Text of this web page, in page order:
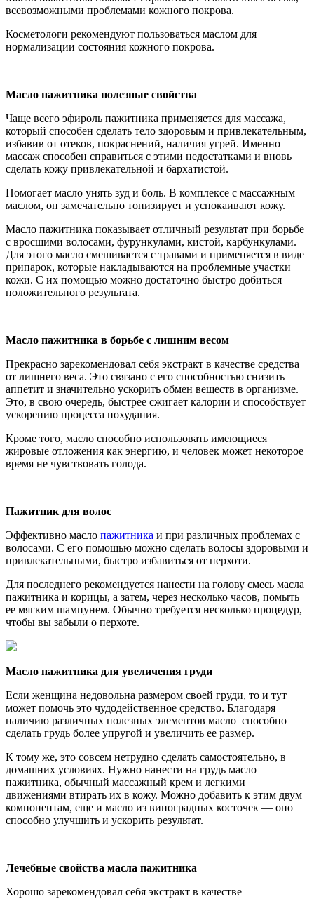
всевозможными проблемами кожного покрова.
Косметологи рекомендуют пользоваться маслом для
нормализации состояния кожного покрова.
Масло пажитника полезные свойства
Чаще всего эфироль пажитника применяется для массажа,
который способен сделать тело здоровым и привлекательным,
избавив от отеков, покраснений, наличия угрей. Именно
массаж способен справиться с этими недостатками и вновь
сделать кожу привлекательной и бархатистой.
Помогает масло унять зуд и боль. В комплексе с массажным
маслом, он замечательно тонизирует и успокаивают кожу.
Масло пажитника показывает отличный результат при борьбе
с вросшими волосами, фурункулами, кистой, карбункулами.
Для этого масло смешивается с травами и применяется в виде
припарок, которые накладываются на проблемные участки
кожи. С их помощью можно достаточно быстро добиться
положительного результата.
Масло пажитника в борьбе с лишним весом
Прекрасно зарекомендовал себя экстракт в качестве средства
от лишнего веса. Это связано с его способностью снизить
аппетит и значительно ускорить обмен веществ в организме.
Это, в свою очередь, быстрее сжигает калории и способствует
ускорению процесса похудания.
Кроме того, масло способно использовать имеющиеся
жировые отложения как энергию, и человек может некоторое
время не чувствовать голода.
Пажитник для волос
Эффективно масло пажитника и при различных проблемах с
волосами. С его помощью можно сделать волосы здоровыми и
привлекательными, быстро избавиться от перхоти.
Для последнего рекомендуется нанести на голову смесь масла
пажитника и корицы, а затем, через несколько часов, помыть
ее мягким шампунем. Обычно требуется несколько процедур,
чтобы вы забыли о перхоте.
Масло пажитника для увеличения груди
Если женщина недовольна размером своей груди, то и тут
может помочь это чудодейственное средство. Благодаря
наличию различных полезных элементов масло способно
сделать грудь более упругой и увеличить ее размер.
К тому же, это совсем нетрудно сделать самостоятельно, в
домашних условиях. Нужно нанести на грудь масло
пажитника, обычный массажный крем и легкими
движениями втирать их в кожу. Можно добавить к этим двум
компонентам, еще и масло из виноградных косточек — оно
способно улучшить и ускорить результат.
Лечебные свойства масла пажитника
Хорошо зарекомендовал себя экстракт в качестве